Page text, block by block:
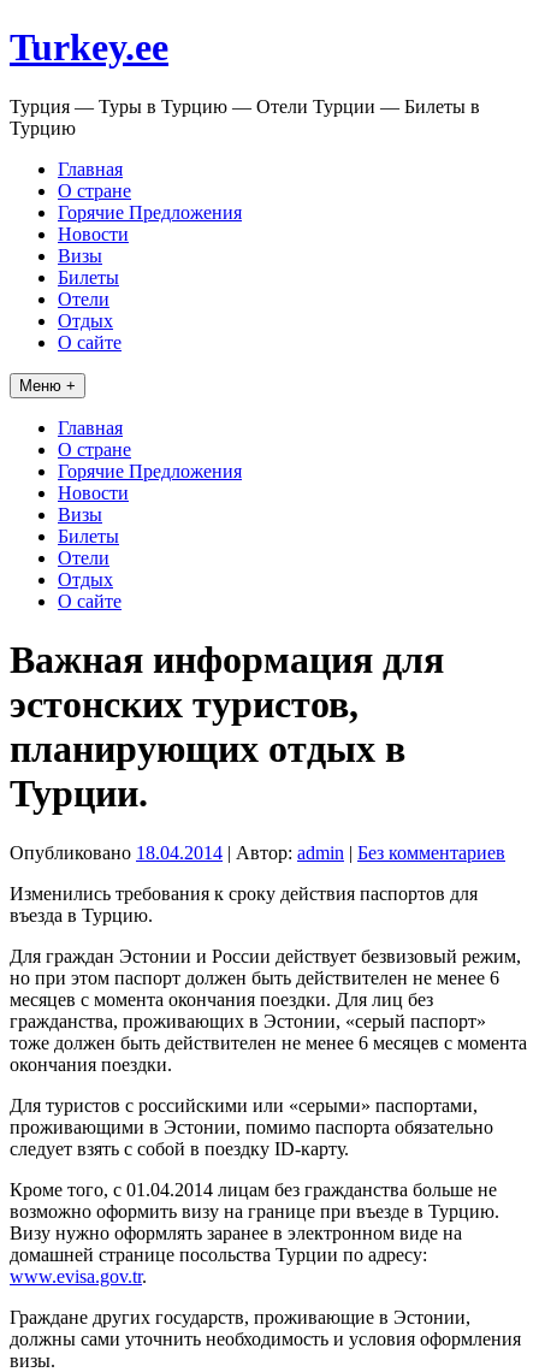
Перейти
к
Turkey.ee
Турция — Туры в Турцию — Отели Турции — Билеты в
Турцию
Главная
О стране
Горячие Предложения
Новости
Визы
Билеты
Отели
Отдых
О сайте
Меню +
Главная
О стране
Горячие Предложения
Новости
Визы
Билеты
Отели
Отдых
О сайте
Важная информация для
эстонских туристов,
планирующих отдых в
Турции.
Опубликовано 18.04.2014 | Автор: admin | Без комментариев
Изменились требования к сроку действия паспортов для
въезда в Турцию.
Для граждан Эстонии и России действует безвизовый режим,
но при этом паспорт должен быть действителен не менее 6
месяцев с момента окончания поездки. Для лиц без
гражданства, проживающих в Эстонии, «серый паспорт»
тоже должен быть действителен не менее 6 месяцев с момента
окончания поездки.
Для туристов с российскими или «серыми» паспортами,
проживающими в Эстонии, помимо паспорта обязательно
следует взять с собой в поездку ID-карту.
Кроме того, с 01.04.2014 лицам без гражданства больше не
возможно оформить визу на границе при въезде в Турцию.
Визу нужно оформлять заранее в электронном виде на
домашней странице посольства Турции по адресу:
www.evisa.gov.tr.
Граждане других государств, проживающие в Эстонии,
должны сами уточнить необходимость и условия оформления
визы.